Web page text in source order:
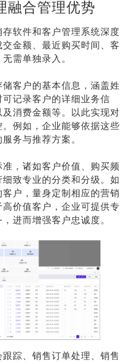
融合管理优势
存软件和客户管理系统深度
金额、最近购买时间、客
需单独录入。
储客户的基本信息，涵盖姓
记录客户的详细业务信
消费金额等。以此实现对
例如，企业能够依据这些
务与推荐方案。
，诸如客户价值、购买频
致专业的分类和分级。如
户，量身定制相应的营销
价值客户，企业可提供专
进而增强客户忠诚度。
踪、销售订单处理、销售